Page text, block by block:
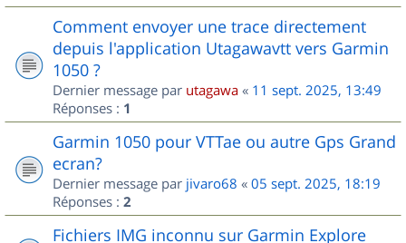
Comment envoyer une trace directement
depuis l'application Utagawavtt vers Garmin
1050 ?
Dernier message par utagawa « 11 sept. 2025, 13:49
Réponses : 1
Garmin 1050 pour VTTae ou autre Gps Grand
ecran?
Dernier message par jivaro68 « 05 sept. 2025, 18:19
Réponses : 2
Fichiers IMG inconnu sur Garmin Explore